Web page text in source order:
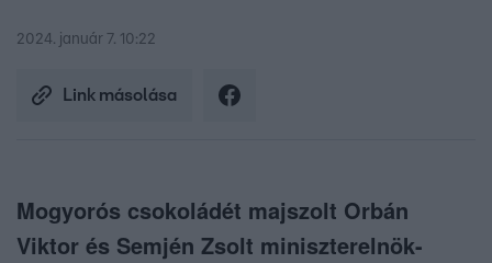
2024. január 7. 10:22
Link másolása
Mogyorós csokoládét majszolt Orbán
Viktor és Semjén Zsolt miniszterelnök-